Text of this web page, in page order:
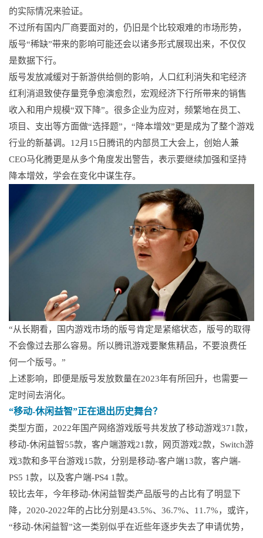
的实际情况来验证。
不过所有国内厂商要面对的，仍旧是个比较艰难的市场形势，
版号“稀缺”带来的影响可能还会以诸多形式展现出来，不仅仅
是数据下行。
版号发放减缓对于新游供给侧的影响，人口红利消失和宅经济
红利消退致使存量竞争愈演愈烈，宏观经济下行所带来的销售
收入和用户规模“双下降”。很多企业为应对，频繁地在员工、
项目、支出等方面做“选择题”，“降本增效”更是成为了整个游戏
行业的新基调。12月15日腾讯的内部员工大会上，创始人兼
CEO马化腾更是从多个角度发出警告，表示要继续加强和坚持
降本增效，学会在变化中谋生存。
“从长期看，国内游戏市场的版号肯定是紧缩状态，版号的取得
不会像过去那么容易。所以腾讯游戏要聚焦精品，不要浪费任
何一个版号。”
上述影响，即便是版号发放数量在2023年有所回升，也需要一
定时间去消化。
“移动-休闲益智”正在退出历史舞台？
类型方面，2022年国产网络游戏版号共发放了移动游戏371款，
移动-休闲益智55款，客户端游戏21款，网页游戏2款，Switch游
戏3款和多平台游戏15款，分别是移动-客户端13款，客户端-
PS5 1款，以及客户端-PS4 1款。
较比去年，今年移动-休闲益智类产品版号的占比有了明显下
降，2020-2022年的占比分别是43.5%、36.7%、11.7%，或许，
“移动-休闲益智”这一类别似乎在近些年逐步失去了申请优势，